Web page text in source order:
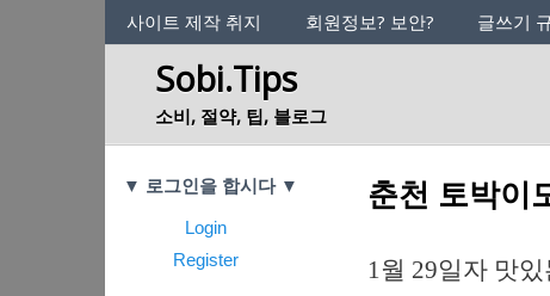
사이트의 정체성
사이트 제작 취지 회원정보? 보안? 글쓰기
Sobi.Tips
소비, 절약, 팁, 블로그
Categories
춘천 토박이
1월 29일자 맛
▼ 로그인을 합시다 ▼
Login
Register